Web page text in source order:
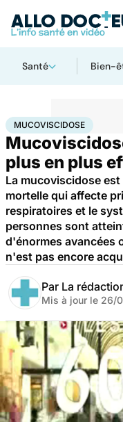
Santé Bien-
AccueilSantéMucoviscidose
MUCOVISCIDOSE
plus en plus
La mucoviscidose
mortelle qui affecte
respiratoires et le
personnes sont
d'énormes avancées
n'est pas encore
Par La
Mis à jour le 26/